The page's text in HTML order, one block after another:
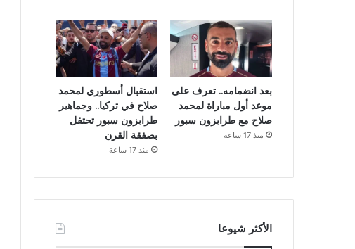
بعد انضمامه.. تعرف على
موعد أول مباراة لمحمد
صلاح مع طرابزون سبور
منذ 17 ساعة
استقبال أسطوري لمحمد
صلاح في تركيا.. وجماهير
طرابزون سبور تحتفل
بصفقة القرن
منذ 17 ساعة
الأكثر شيوعا